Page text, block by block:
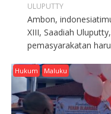
ULUPUTTY
Ambon,
XIII, Saadiah
pemasyarakatan
Hukum Maluku